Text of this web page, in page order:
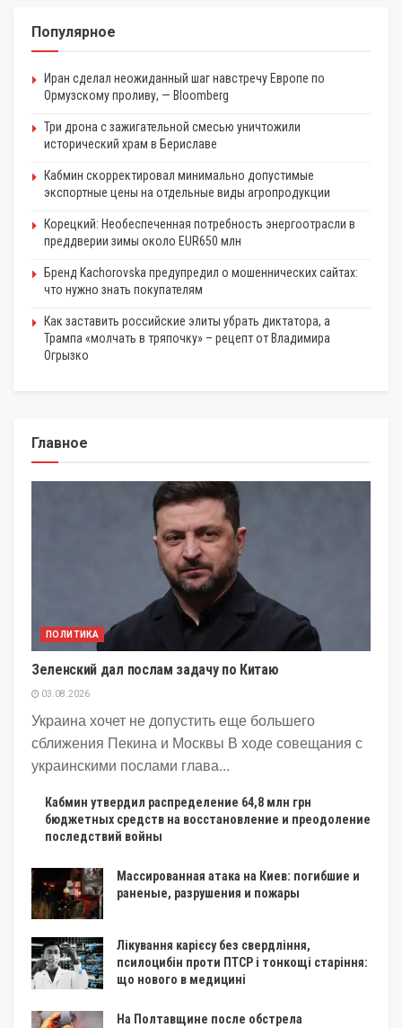
Популярное
Иран сделал неожиданный шаг навстречу Европе по
Ормузскому проливу, — Bloomberg
Три дрона с зажигательной смесью уничтожили
исторический храм в Бериславе
Кабмин скорректировал минимально допустимые
экспортные цены на отдельные виды агропродукции
Корецкий: Необеспеченная потребность энергоотрасли в
преддверии зимы около EUR650 млн
Бренд Kachorovska предупредил о мошеннических сайтах:
что нужно знать покупателям
Как заставить российские элиты убрать диктатора, а
Трампа «молчать в тряпочку» – рецепт от Владимира
Огрызко
Главное
ПОЛИТИКА
Зеленский дал послам задачу по Китаю
03.08.2026
Украина хочет не допустить еще большего
сближения Пекина и Москвы В ходе совещания с
украинскими послами глава...
Кабмин утвердил распределение 64,8 млн грн
бюджетных средств на восстановление и преодоление
последствий войны
Массированная атака на Киев: погибшие и
раненые, разрушения и пожары
Лікування карієсу без свердління,
псилоцибін проти ПТСР і тонкощі старіння:
що нового в медицині
На Полтавщине после обстрела